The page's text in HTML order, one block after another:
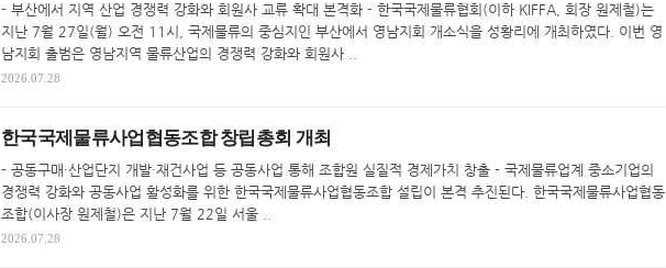
- 부산에서 지역 산업 경쟁력 강화와 회원사 교류 확대 본격화 - 한국국제물류협회(이하 KIFFA, 회장 원제철)는
지난 7월 27일(월) 오전 11시, 국제물류의 중심지인 부산에서 영남지회 개소식을 성황리에 개최하였다. 이번 영
남지회 출범은 영남지역 물류산업의 경쟁력 강화와 회원사 ..
2026.07.28
한국국제물류사업협동조합 창립총회 개최
- 공동구매·산업단지 개발·재건사업 등 공동사업 통해 조합원 실질적 경제가치 창출 - 국제물류업계 중소기업의
경쟁력 강화와 공동사업 활성화를 위한 한국국제물류사업협동조합 설립이 본격 추진된다. 한국국제물류사업협동
조합(이사장 원제철)은 지난 7월 22일 서울 ..
2026.07.28